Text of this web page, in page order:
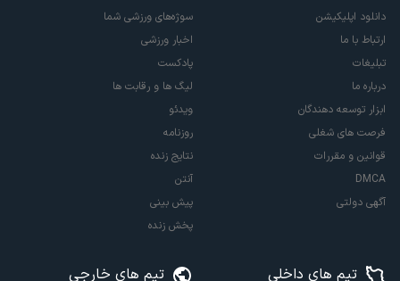
دانلود اپلیکیشن
ارتباط با ما
تبلیغات
درباره ما
ابزار توسعه دهندگان
فرصت های شغلی
قوانین و مقررات
DMCA
آگهی دولتی
سوژه‌های ورزشی شما
اخبار ورزشی
پادکست
لیگ ها و رقابت ها
ویدئو
روزنامه
نتایج زنده
آنتن
پیش بینی
پخش زنده
تیم های داخلی تیم های خارجی